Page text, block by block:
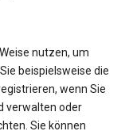
nutzen, um
beispielsweise die
wenn Sie
verwalten oder
Sie können